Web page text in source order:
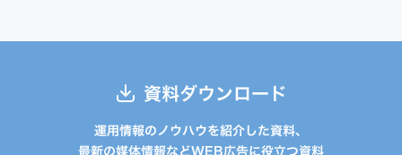
資料ダウンロード
運用情報のノウハウを紹介した資料、
最新の媒体情報などWEB広告に役立つ資料